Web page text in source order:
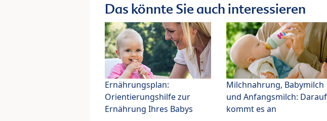
Das könnte Sie auch interessieren
Ernährungsplan:
Orientierungshilfe zur
Ernährung Ihres Babys
Milchnahrung, Babymilch
und Anfangsmilch: Darauf
kommt es an